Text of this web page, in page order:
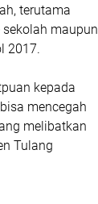
terutama
maupun
2017.
kepada
mencegah
melibatkan
Tulang